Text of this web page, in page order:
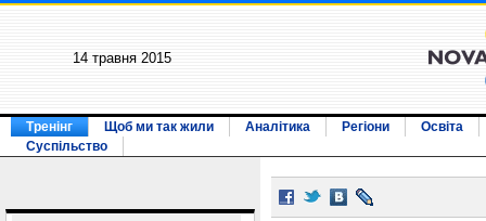
14 травня 2015
Тренінг Щоб ми так жили Аналітика Регіони
Освіта
Суспільство